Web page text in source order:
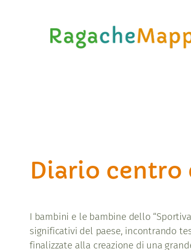
Diario centro
I bambini e le bambine dello
significativi del paese, incontrando
finalizzate alla creazione di una